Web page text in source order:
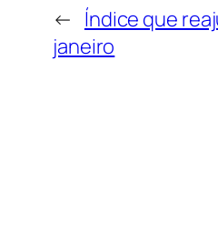
← Índice que
janeiro